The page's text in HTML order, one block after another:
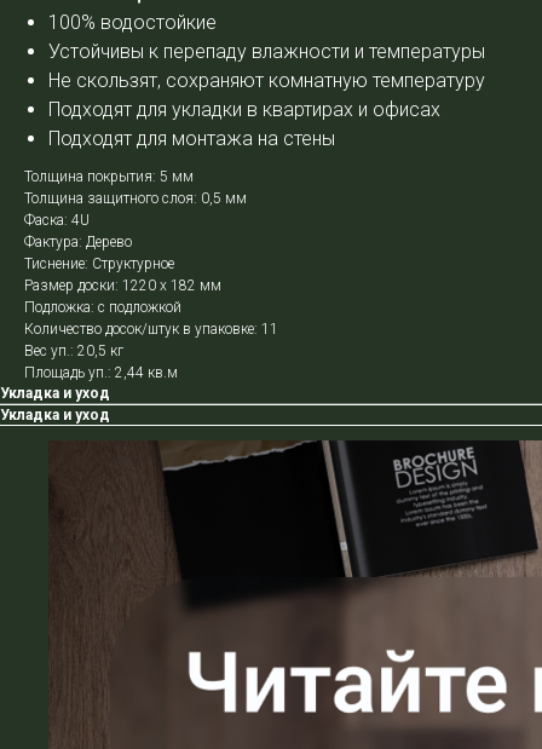
100% водостойкие
Устойчивы к перепаду влажности и температуры
Не скользят, сохраняют комнатную температуру
Подходят для укладки в квартирах и офисах
Подходят для монтажа на стены
Толщина покрытия: 5 мм
Толщина защитного слоя: 0,5 мм
Фаска: 4U
Фактура: Дерево
Тиснение: Структурное
Размер доски: 1220 х 182 мм
Подложка: с подложкой
Количество досок/штук в упаковке: 11
Вес уп.: 20,5 кг
Площадь уп.: 2,44 кв.м
Укладка и уход
Укладка и уход